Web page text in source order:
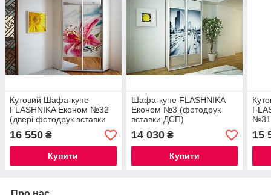
Кутовий Шафа-купе
FLASHNIKA Економ №32
(двері фотодрук вставки
дзеркало)
16 550 ₴
Купити
Шафа-купе FLASHNIKA
Економ №3 (фотодрук
вставки ДСП)
14 030₴
Купити
15